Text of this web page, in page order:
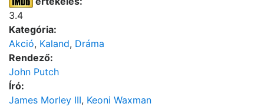
3.4
Kategória:
Akció, Kaland, Dráma
Rendező:
John Putch
Író:
James Morley III, Keoni Waxman